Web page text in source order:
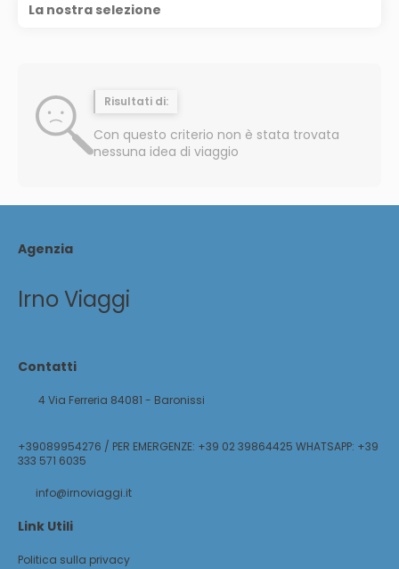
La nostra selezione
Risultati di:
Con questo criterio non è stata trovata
nessuna idea di viaggio
Agenzia
Irno Viaggi
Contatti
4 Via Ferreria 84081 - Baronissi
+39089954276 / PER EMERGENZE: +39 02 39864425 WHATSAPP: +39
333 571 6035
info@irnoviaggi.it
Link Utili
Politica sulla privacy